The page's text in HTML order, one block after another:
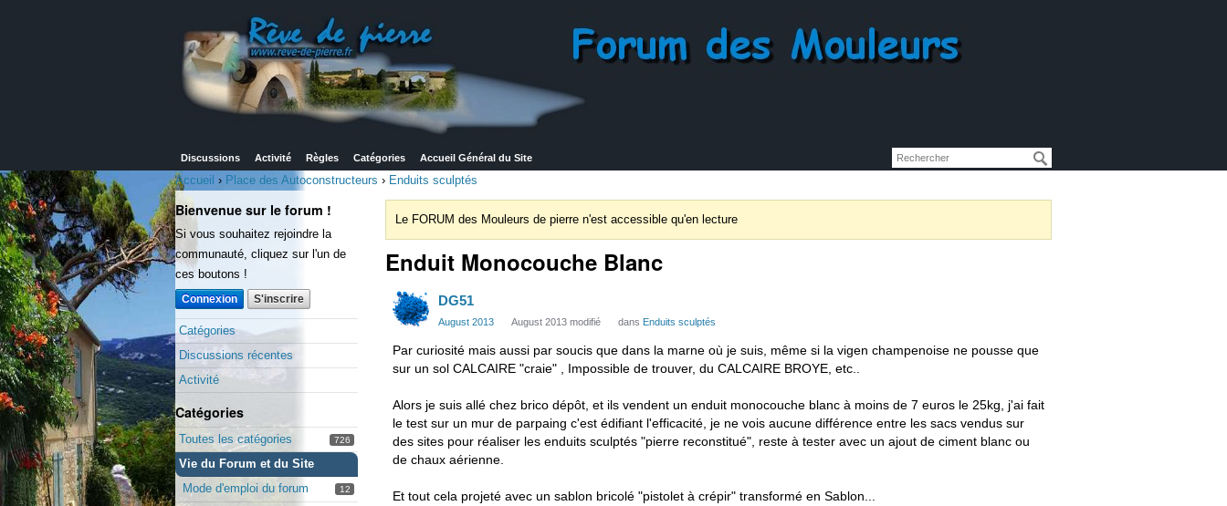
Discussions Activité Règles Catégories Accueil Général du Site
Accueil › Place des Autoconstructeurs › Enduits sculptés
Bienvenue sur le forum !
Si vous souhaitez rejoindre la
communauté, cliquez sur l'un de
ces boutons !
Connexion S'inscrire
Catégories
Discussions récentes
Activité
Catégories
Toutes les catégories 726
Vie du Forum et du Site
Mode d'emploi du forum
12
Le FORUM des Mouleurs de pierre n'est accessible qu'en lecture
Enduit Monocouche Blanc
DG51
August 2013 August 2013 modifié dans Enduits sculptés
Par curiosité mais aussi par soucis que dans la marne où je suis, même si la vigen champenoise ne pousse que
sur un sol CALCAIRE "craie" , Impossible de trouver, du CALCAIRE BROYE, etc..
Alors je suis allé chez brico dépôt, et ils vendent un enduit monocouche blanc à moins de 7 euros le 25kg, j'ai fait
le test sur un mur de parpaing c'est édifiant l'efficacité, je ne vois aucune différence entre les sacs vendus sur
des sites pour réaliser les enduits sculptés "pierre reconstitué", reste à tester avec un ajout de ciment blanc ou
de chaux aérienne.
Et tout cela projeté avec un sablon bricolé "pistolet à crépir" transformé en Sablon...